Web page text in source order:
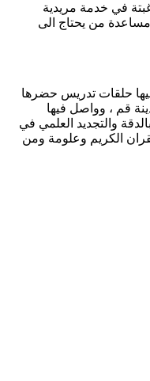
في خدمة مريدية
من يحتاج الى
حلقات تدريس حضرها
قم ، وواصل فيها
والتجديد العلمي في
الكريم وعلومة ومن